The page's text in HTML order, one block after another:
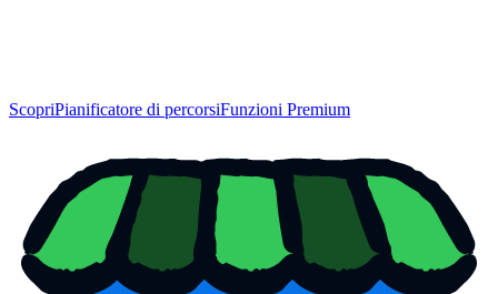
ScopriPianificatore di percorsiFunzioni Premium